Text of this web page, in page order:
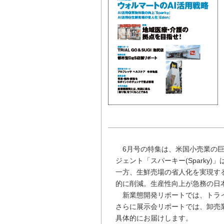
6月号の特集は、米国小売業の
ジェント「スパーキー(Sparky)」
一方、生鮮売場の省人化を実現
的に削減。生産性向上が急務の
新業態開発リポートでは、トラ
さらに展示会リポートでは、卸
具体的にお届けします。